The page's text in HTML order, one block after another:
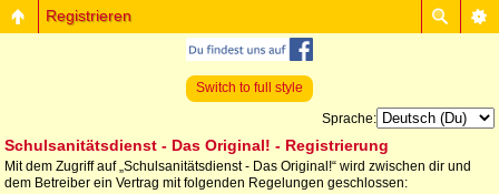
Registrieren
Switch to full style
Sprache:
Schulsanitätsdienst - Das Original! - Registrierung
Mit dem Zugriff auf „Schulsanitätsdienst - Das Original!“ wird zwischen dir und
dem Betreiber ein Vertrag mit folgenden Regelungen geschlossen: